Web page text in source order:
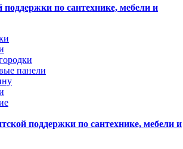
по сантехнике, мебели и
панели
поддержки по сантехнике, мебели и